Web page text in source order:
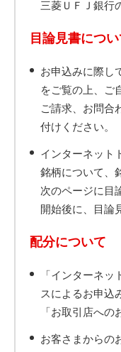
三菱ＵＦＪ銀行
目論見書につ
お申込みに際し
をご覧の上、ご
ご請求、お問合
付けください。
インターネット
銘柄について、
次のページに目
開始後に、目論
配分について
「インターネ
スによるお申込
「お取引店への
お客さまからの